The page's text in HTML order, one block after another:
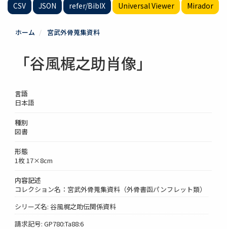
CSV JSON refer/BibIX Universal Viewer Mirador
ホーム 宮武外骨蒐集資料
「谷風梶之助肖像」
言語
日本語
種別
図書
形態
1枚 17×8cm
内容記述
コレクション名：宮武外骨蒐集資料（外骨書函パンフレット類）
シリーズ名: 谷風梶之助伝関係資料
請求記号: GP780:Ta88:6